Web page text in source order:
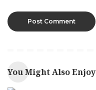
You Might Also Enjoy